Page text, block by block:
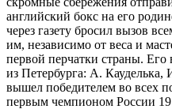
английский бокс на его
через газету бросил вызов
им, независимо от веса и
первой перчатки страны. Его
из Петербурга: А.
вышел победителем во всех
первым чемпионом России